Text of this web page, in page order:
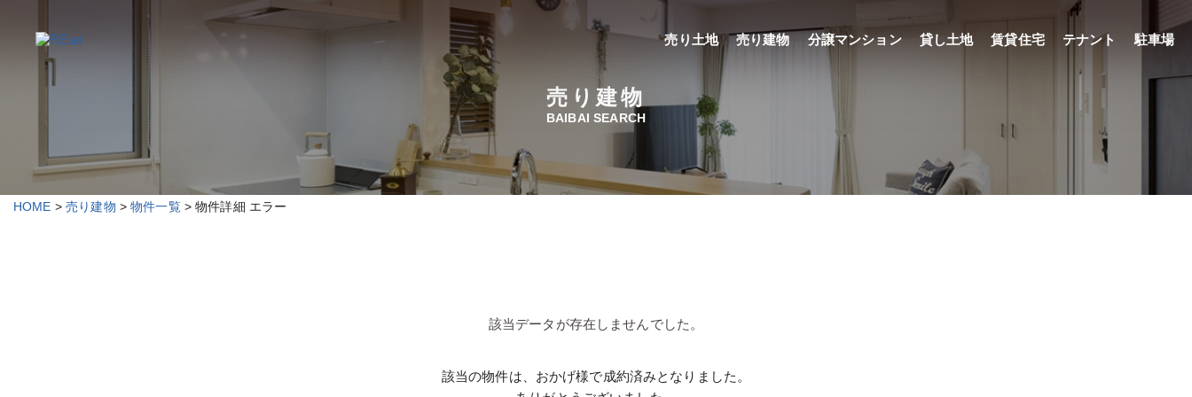
売り土地 売り建物 分譲マンション 貸し土地 賃貸住宅 テナント 駐車場
売り建物
BAIBAI SEARCH
HOME >売り建物 >物件一覧> 物件詳細 エラー
該当データが存在しませんでした。
該当の物件は、おかげ様で成約済みとなりました。